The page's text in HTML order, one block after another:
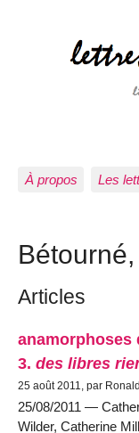
À propos Les
Articles
anamorphoses
3. des libres
25 août 2011, par
25/08/2011 —
Wilder, Catherine